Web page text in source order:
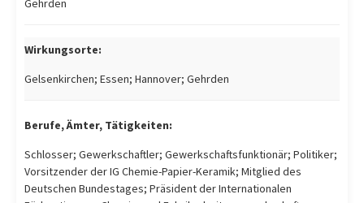
Gehrden
Wirkungsorte:
Gelsenkirchen; Essen; Hannover; Gehrden
Berufe, Ämter, Tätigkeiten:
Schlosser; Gewerkschaftler; Gewerkschaftsfunktionär; Politiker;
Vorsitzender der IG Chemie-Papier-Keramik; Mitglied des
Deutschen Bundestages; Präsident der Internationalen